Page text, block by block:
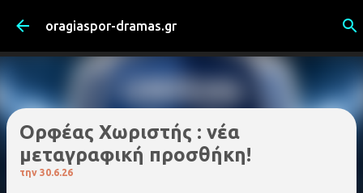
Μετάβαση στο κύριο περιεχόμενο
oragiaspor-dramas.gr
Ορφέας Χωριστής : νέα
μεταγραφική προσθήκη!
την 30.6.26